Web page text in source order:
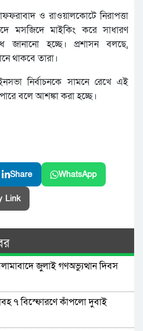
ও রাওয়ালকোটে নিরাপত্তা
মসজিদে মাইকিং করে সাধারণ
জানানো হচ্ছে। প্রশাসন বলছে,
থাকবে তারা।
নির্বাচনকে সামনে রেখে এই
বলে আশঙ্কা করা হচ্ছে।
Share WhatsApp
Link
জুলাই গণঅভ্যুত্থান দিবস
৭ বিস্ফোরণে কাঁপলো দুবাই